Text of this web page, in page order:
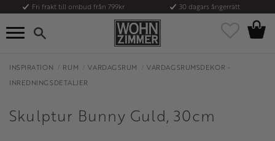
Meny
Fri frakt till ombud från 799kr 30 dagars ångerrätt
Favoriter
INSPIRATION RUM VARDAGSRUM
VARDAGSRUMSDEKOR -
INREDNINGSDETALJER
Skulptur Bunny Guld, 30cm